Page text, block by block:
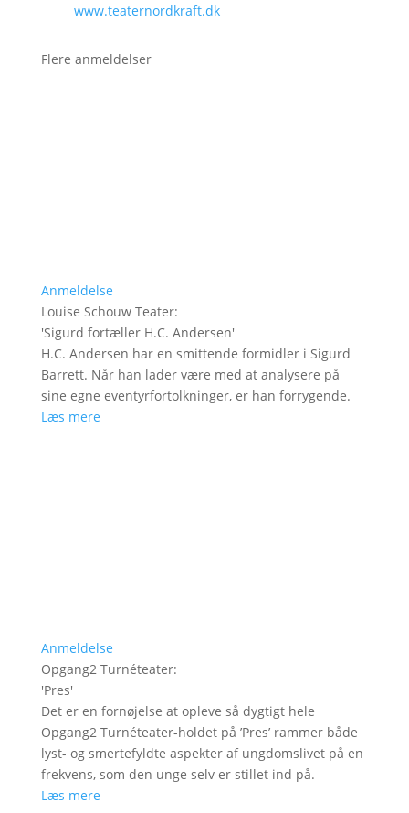
www.teaternordkraft.dk
Flere anmeldelser
Anmeldelse
Louise Schouw Teater:
'Sigurd fortæller H.C. Andersen'
H.C. Andersen har en smittende formidler i Sigurd
Barrett. Når han lader være med at analysere på
sine egne eventyrfortolkninger, er han forrygende.
Læs mere
Anmeldelse
Opgang2 Turnéteater:
'Pres'
Det er en fornøjelse at opleve så dygtigt hele
Opgang2 Turnéteater-holdet på ’Pres’ rammer både
lyst- og smertefyldte aspekter af ungdomslivet på en
frekvens, som den unge selv er stillet ind på.
Læs mere